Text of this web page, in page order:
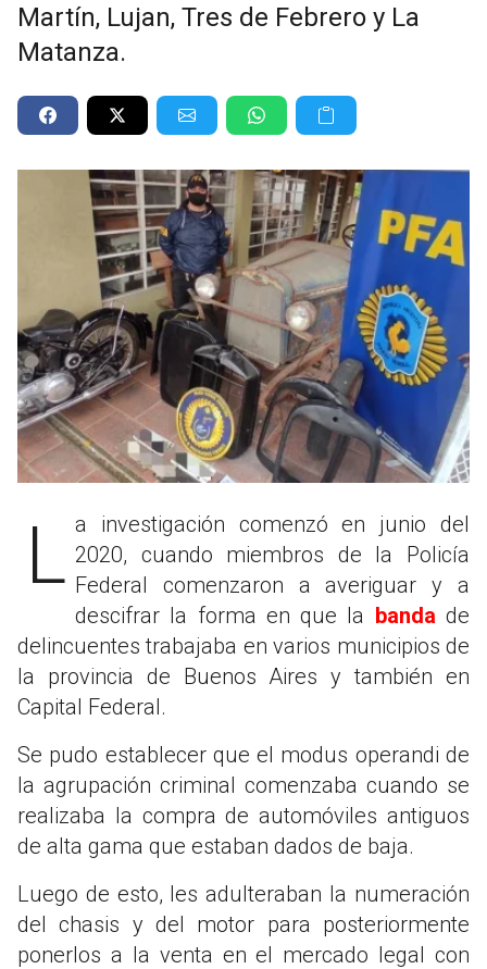
Martín, Lujan, Tres de Febrero y La
Matanza.
La investigación comenzó en junio del 2020, cuando miembros de la Policía
Federal comenzaron a averiguar y a
descifrar la forma en que la bandade
delincuentes trabajaba en varios municipios de
la provincia de Buenos Aires y también en
Capital Federal.
Se pudo establecer que el modus operandi de
la agrupación criminal comenzaba cuando se
realizaba la compra de automóviles antiguos
de alta gama que estaban dados de baja.
Luego de esto, les adulteraban la numeración
del chasis y del motor para posteriormente
ponerlos a la venta en el mercado legal con